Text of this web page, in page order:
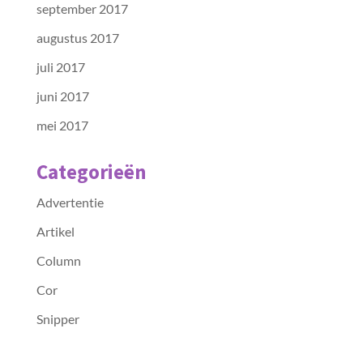
september 2017
augustus 2017
juli 2017
juni 2017
mei 2017
Categorieën
Advertentie
Artikel
Column
Cor
Snipper